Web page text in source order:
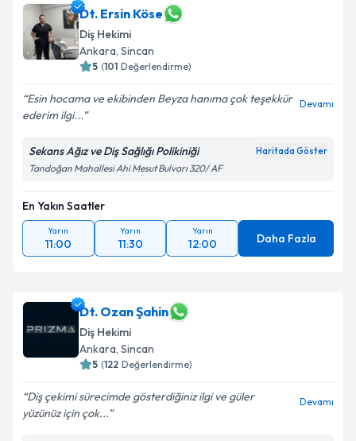
Dt. Ersin Köse
Diş Hekimi
Ankara, Sincan
5 (101 Değerlendirme)
Esin hocama ve ekibinden Beyza hanıma çok teşekkür
ederim ilgi...
Devamı
Sekans Ağız ve Diş Sağlığı Polikiniği Haritada Göster
Tandoğan Mahallesi Ahi Mesut Bulvarı 320/ AF
En Yakın Saatler
Yarın
11:00
Yarın
11:30
Yarın
12:00 Daha Fazla
Dt. Ozan Şahin
Diş Hekimi
Ankara, Sincan
5 (122 Değerlendirme)
Diş çekimi sürecimde gösterdiğiniz ilgi ve güler
yüzünüz için çok...
Devamı